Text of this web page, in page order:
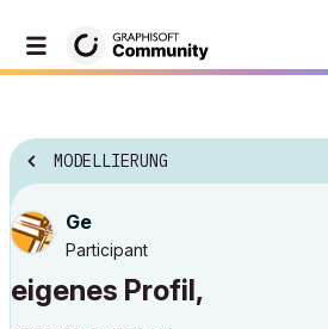
MODELLIERUNG
Ge
Participant
eigenes Profil,